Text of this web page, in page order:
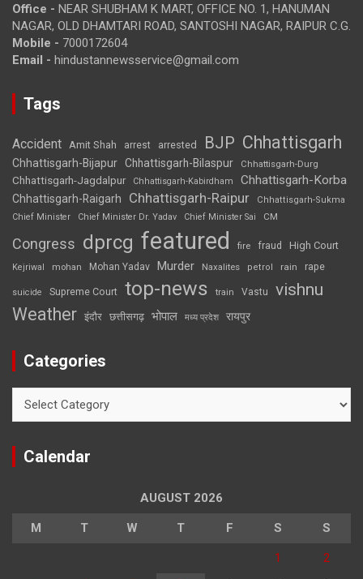
Office - NEAR SHUBHAM K MART, OFFICE NO. 1, HANUMAN
NAGAR, OLD DHAMTARI ROAD, SANTOSHI NAGAR, RAIPUR C.G.
Mobile - 7000172604
Email - hindustannewsservice@gmail.com
Tags
Accident Amit Shah arrest arrested BJP Chhattisgarh
Chhattisgarh-Bijapur Chhattisgarh-Bilaspur Chhattisgarh-Durg
Chhattisgarh-Jagdalpur Chhattisgarh-Kabirdham Chhattisgarh-Korba
Chhattisgarh-Raigarh Chhattisgarh-Raipur
Chhattisgarh-Sukma
Chief Minister
Chief Minister Dr. Yadav Chief Minister Sai CM
Congress dprcg featured fire fraud High Court
Kejriwal mohan Mohan Yadav Murder Naxalites petrol rain rape
suicide Supreme Court top-news train Vastu vishnu
Weather इंदौर छत्तीसगढ़ भोपाल मध्य प्रदेश रायपुर
Categories
Calendar
AUGUST 2026
M T W T F S S
1 2